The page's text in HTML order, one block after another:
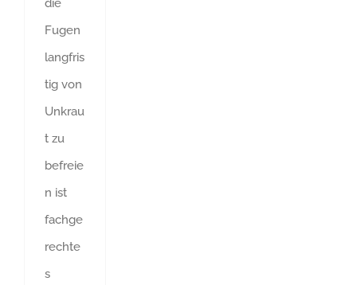
Fugen
langfris
tig von
Unkrau
t zu
befreie
n ist
fachge
rechte
s